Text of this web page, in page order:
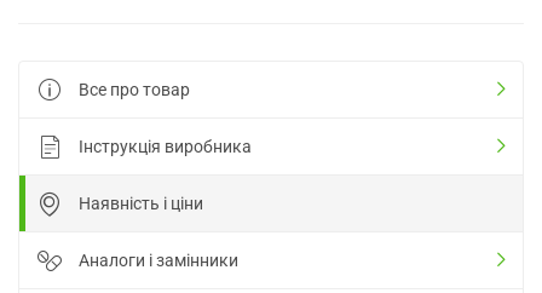
Все про товар
Інструкція виробника
Наявність і ціни
Аналоги і замінники